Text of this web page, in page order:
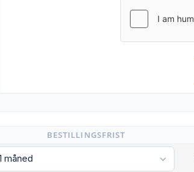
BESTILLINGSFRIST